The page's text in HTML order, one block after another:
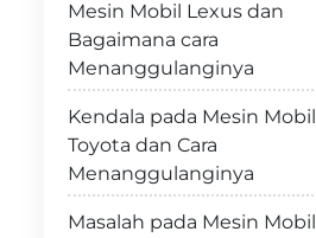
Mesin Mobil Lexus dan
Bagaimana cara
Menanggulanginya
Kendala pada Mesin Mobil
Toyota dan Cara
Menanggulanginya
Masalah pada Mesin Mobil